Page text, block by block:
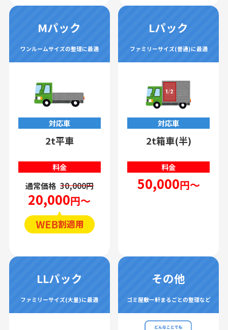
Mパック
ワンルームサイズの整理に最適
対応車
2t平車
料金
通常価格 30,000円
20,000円～
Lパック
ファミリーサイズ(普通)に最適
対応車
2t箱車(半)
料金
50,000円～
LLパック
ファミリーサイズ(大量)に最適
その他
ゴミ屋敷一軒まるごとの整理など